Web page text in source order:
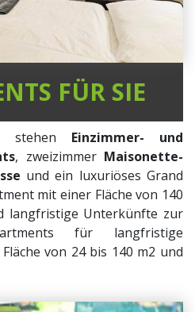
FÜR SIE
stehen Einzimmer- und
, zweizimmer Maisonette-
und ein luxuriöses Grand
mit einer Fläche von 140
langfristige Unterkünfte zur
für langfristige
von 24 bis 140 m2 und